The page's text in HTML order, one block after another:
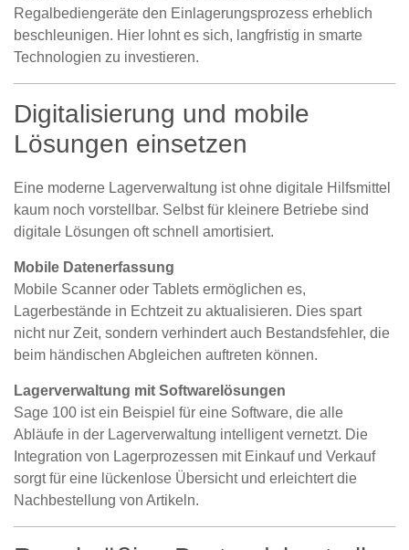
Regalbediengeräte den Einlagerungsprozess erheblich
beschleunigen. Hier lohnt es sich, langfristig in smarte
Technologien zu investieren.
Digitalisierung und mobile
Lösungen einsetzen
Eine moderne Lagerverwaltung ist ohne digitale Hilfsmittel
kaum noch vorstellbar. Selbst für kleinere Betriebe sind
digitale Lösungen oft schnell amortisiert.
Mobile Datenerfassung
Mobile Scanner oder Tablets ermöglichen es,
Lagerbestände in Echtzeit zu aktualisieren. Dies spart
nicht nur Zeit, sondern verhindert auch Bestandsfehler, die
beim händischen Abgleichen auftreten können.
Lagerverwaltung mit Softwarelösungen
Sage 100 ist ein Beispiel für eine Software, die alle
Abläufe in der Lagerverwaltung intelligent vernetzt. Die
Integration von Lagerprozessen mit Einkauf und Verkauf
sorgt für eine lückenlose Übersicht und erleichtert die
Nachbestellung von Artikeln.